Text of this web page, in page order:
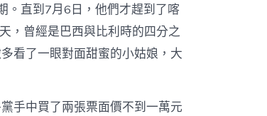
。直到7月6日，他們才趕到了喀
，曾經是巴西與比利時的四分之
看了一眼對面甜蜜的小姑娘，大
手中買了兩張票面價不到一萬元